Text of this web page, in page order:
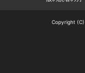
Copyright (C)